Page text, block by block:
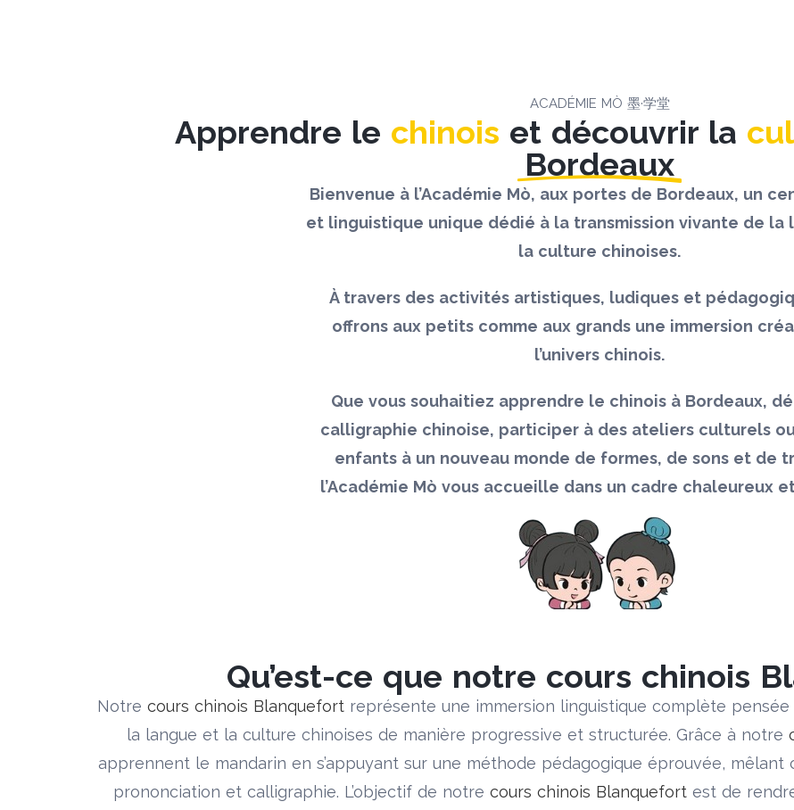
ACADÉMIE MÒ 墨·学堂
Apprendre le chinois et découvrir la
Bordeaux
Bienvenue à l’Académie Mò, aux portes de Bordeaux, un
et linguistique unique dédié à la transmission vivante de la
la culture chinoises.
À travers des activités artistiques, ludiques et
offrons aux petits comme aux grands une immersion
l’univers chinois.
Que vous souhaitiez apprendre le chinois à Bordeaux,
calligraphie chinoise, participer à des ateliers culturels
enfants à un nouveau monde de formes, de sons et de
l’Académie Mò vous accueille dans un cadre chaleureux
Qu’est-ce que notre cours chinois
Notre cours chinois Blanquefort représente une immersion linguistique complète
la langue et la culture chinoises de manière progressive et structurée. Grâce à notre
apprennent le mandarin en s’appuyant sur une méthode pédagogique éprouvée,
prononciation et calligraphie. L’objectif de notre cours chinois Blanquefortest de